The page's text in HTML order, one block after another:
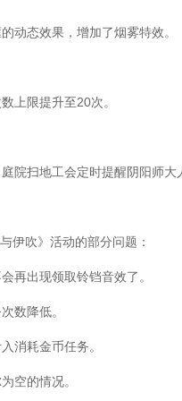
态效果，增加了烟雾特效。
限提升至20次。
扫地工会定时提醒阴阳师大
吹》活动的部分问题：
出现领取铃铛音效了。
降低。
耗金币任务。
的情况。